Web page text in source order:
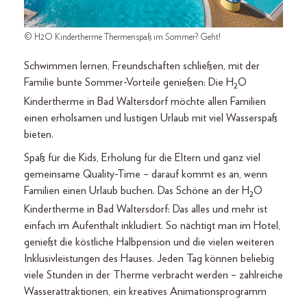
© H2O Kindertherme Thermenspaß im Sommer? Geht!
Schwimmen lernen, Freundschaften schließen, mit der
Familie bunte Sommer-Vorteile genießen: Die H2O
Kindertherme in Bad Waltersdorf möchte allen Familien
einen erholsamen und lustigen Urlaub mit viel Wasserspaß
bieten.
Spaß für die Kids, Erholung für die Eltern und ganz viel
gemeinsame Quality-Time – darauf kommt es an, wenn
Familien einen Urlaub buchen. Das Schöne an der H2O
Kindertherme in Bad Waltersdorf: Das alles und mehr ist
einfach im Aufenthalt inkludiert. So nächtigt man im Hotel,
genießt die köstliche Halbpension und die vielen weiteren
Inklusivleistungen des Hauses. Jeden Tag können beliebig
viele Stunden in der Therme verbracht werden – zahlreiche
Wasserattraktionen, ein kreatives Animationsprogramm